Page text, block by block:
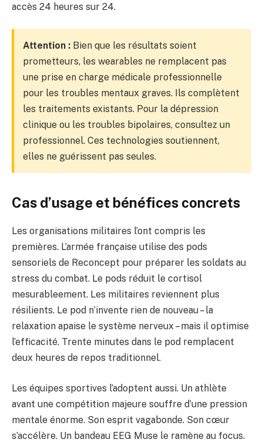
accès 24 heures sur 24.
Attention : Bien que les résultats soient
prometteurs, les wearables ne remplacent pas
une prise en charge médicale professionnelle
pour les troubles mentaux graves. Ils complètent
les traitements existants. Pour la dépression
clinique ou les troubles bipolaires, consultez un
professionnel. Ces technologies soutiennent,
elles ne guérissent pas seules.
Cas d’usage et bénéfices concrets
Les organisations militaires l’ont compris les
premières. L’armée française utilise des pods
sensoriels de Reconcept pour préparer les soldats au
stress du combat. Le pods réduit le cortisol
mesurableement. Les militaires reviennent plus
résilients. Le pod n’invente rien de nouveau – la
relaxation apaise le système nerveux – mais il optimise
l’efficacité. Trente minutes dans le pod remplacent
deux heures de repos traditionnel.
Les équipes sportives l’adoptent aussi. Un athlète
avant une compétition majeure souffre d’une pression
mentale énorme. Son esprit vagabonde. Son cœur
s’accélère. Un bandeau EEG Muse le ramène au focus.